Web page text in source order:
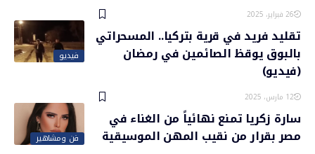
26 فبراير، 2025
فيديو
تقليد فريد في قرية بتركيا.. المسحراتي
بالبوق يوقظ الصائمين في رمضان
(فيديو)
12 مارس، 2025
فن ومشاهير
سارة زكريا تمنع نهائياً من الغناء في
مصر بقرار من نقيب المهن الموسيقية